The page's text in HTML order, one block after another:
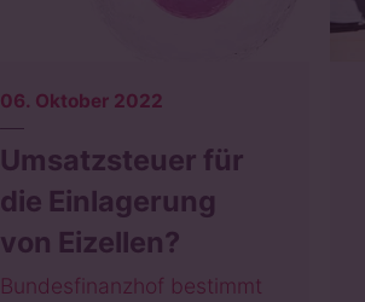
06. Oktober 2022
Umsatzsteuer für
die Einlagerung
von Eizellen?
Bundesfinanzhof bestimmt